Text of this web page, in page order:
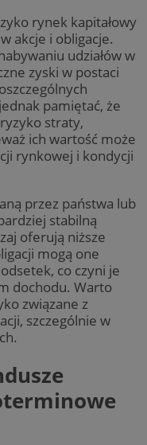
rynek kapitałowy
akcje i obligacje.
udziałów w
zyski w postaci
pamiętać, że
straty,
ich wartość może
rynkowej i kondycji
przez państwa lub
stabilną
oferują niższe
mogą one
co czyni je
dochodu. Warto
związane z
szczególnie w